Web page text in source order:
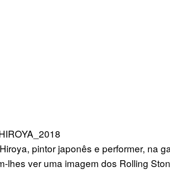
pintor japonês e performer, na
lhes ver uma imagem dos Rolling